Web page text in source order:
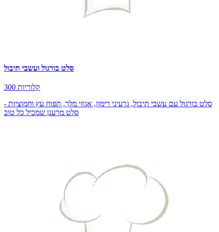
סלט בורגול ועשבי תיבול
300 קלוריות
סלט בורגול עם עשבי תיבול, גרעיני רימון, אגוזי מלך, תפוח עץ וחמוציות -
סלט מרענן שמכיל כל טוב